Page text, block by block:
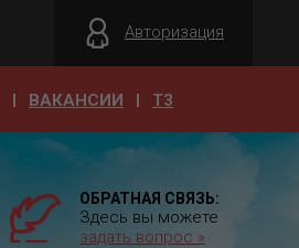
Авторизация
ВАКАНСИИ T3
ОБРАТНАЯ СВЯЗЬ:
Здесь вы можете
задать вопрос »